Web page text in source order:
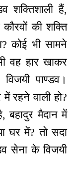
शक्तिशाली हैं,
की शक्ति
कोई भी सामने
वह हार खाकर
पाण्डव।
रहने वाली हो?
बहादुर मैदान में
घर में? तो सदा
सेना के विजयी